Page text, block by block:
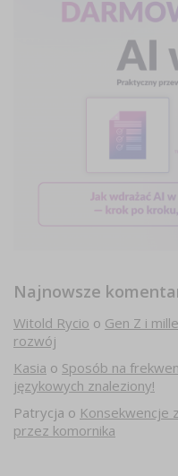
Najnowsze
Witold Rycio o Gen Z i
rozwój
Kasia o Sposób na
językowych znaleziony!
Patrycja o Konsekwencje
przez komornika